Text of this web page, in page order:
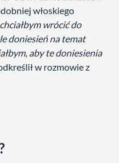
włoskiego
wrócić do
doniesień na temat
aby te doniesienia
w rozmowie z